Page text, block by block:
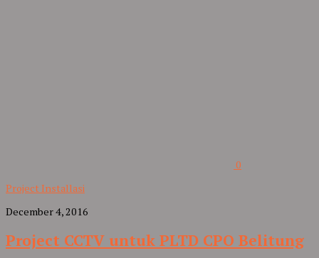
0
Project Installasi
December 4, 2016
Project CCTV untuk PLTD CPO Belitung